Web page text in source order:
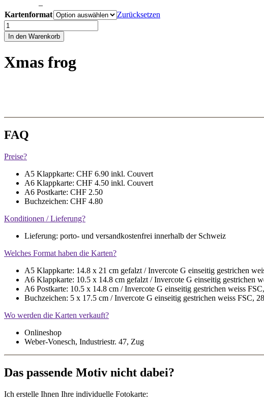
–
CHF 2.50
bis
CHF 3.90
Kartenformat
Zurücksetzen
Xmas
frog
Menge
In den Warenkorb
Xmas frog
FAQ
Preise?
A5 Klappkarte: CHF 6.90 inkl. Couvert
A6 Klappkarte: CHF 4.50 inkl. Couvert
A6 Postkarte: CHF 2.50
Buchzeichen: CHF 4.80
Konditionen / Lieferung?
Lieferung: porto- und versandkostenfrei innerhalb der Schweiz
Welches Format haben die Karten?
A5 Klappkarte: 14.8 x 21 cm gefalzt / Invercote G einseitig gestrichen
A6 Klappkarte: 10.5 x 14.8 cm gefalzt / Invercote G einseitig gestrichen
A6 Postkarte: 10.5 x 14.8 cm / Invercote G einseitig gestrichen weiss
Buchzeichen: 5 x 17.5 cm / Invercote G einseitig gestrichen weiss FSC,
Wo werden die Karten verkauft?
Onlineshop
Weber-Vonesch, Industriestr. 47, Zug
Das passende Motiv nicht dabei?
Ich erstelle Ihnen Ihre individuelle Fotokarte: